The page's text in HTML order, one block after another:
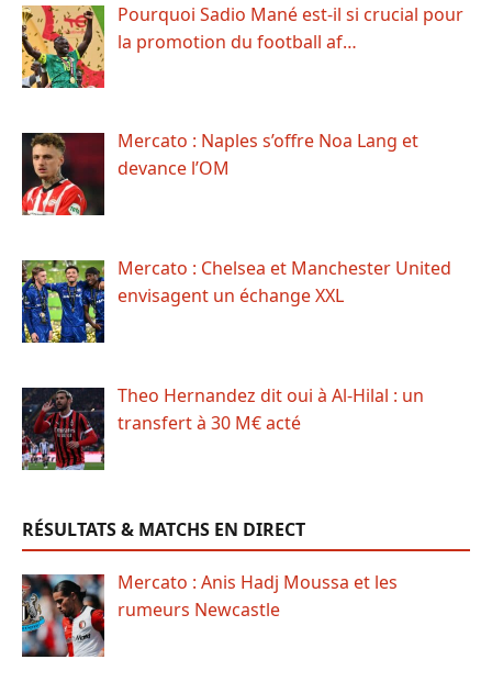
Pourquoi Sadio Mané est-il si crucial pour
la promotion du football af…
Mercato : Naples s’offre Noa Lang et
devance l’OM
Mercato : Chelsea et Manchester United
envisagent un échange XXL
Theo Hernandez dit oui à Al-Hilal : un
transfert à 30 M€ acté
RÉSULTATS & MATCHS EN DIRECT
Mercato : Anis Hadj Moussa et les
rumeurs Newcastle